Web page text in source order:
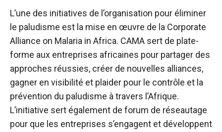
L’une des initiatives de l’organisation pour éliminer
le paludisme est la mise en œuvre de la Corporate
Alliance on Malaria in Africa. CAMA sert de plate-
forme aux entreprises africaines pour partager des
approches réussies, créer de nouvelles alliances,
gagner en visibilité et plaider pour le contrôle et la
prévention du paludisme à travers l’Afrique.
L’initiative sert également de forum de réseautage
pour que les entreprises s’engagent et développent